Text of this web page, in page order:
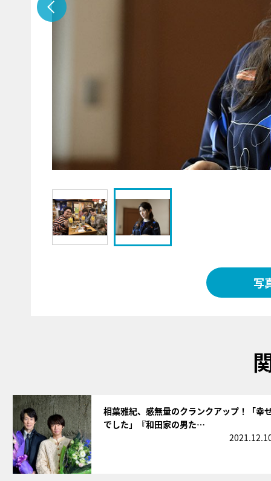
写
相葉雅紀、感無量のクランクアップ！「幸
でした」『和田家の男た…